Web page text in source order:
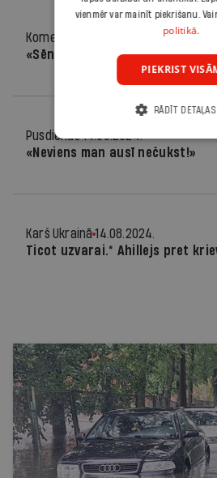
Komentārs
«Sēn-sacionāli!»
Pusdienās 14.08.2024.
«Neviens man ausī nečukst!»
Karš Ukrainā 14.08.2024.
Ticot uzvarai.* Ahillejs pret
vienmēr var mainīt piekrišanu.
politikā.
PIEKRIST
RĀDĪT DETAĻAS